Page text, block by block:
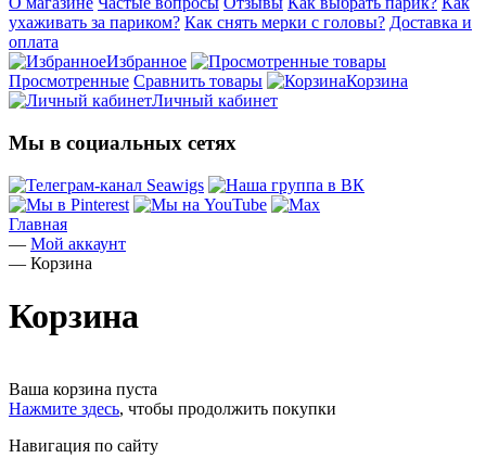
ухаживать за париком? Как снять мерки с головы? Доставка и
оплата
Избранное
Просмотренные Сравнить товары
Корзина
Личный кабинет
Мы в социальных сетях
Главная
— Мой аккаунт
— Корзина
Корзина
Ваша корзина пуста
Нажмите здесь, чтобы продолжить покупки
Навигация по сайту